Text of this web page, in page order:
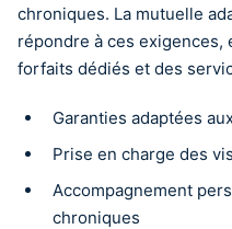
chroniques. La mutuelle
répondre à ces exigences,
forfaits dédiés et des
Garanties adaptées
Prise en charge des
Accompagnement
chroniques